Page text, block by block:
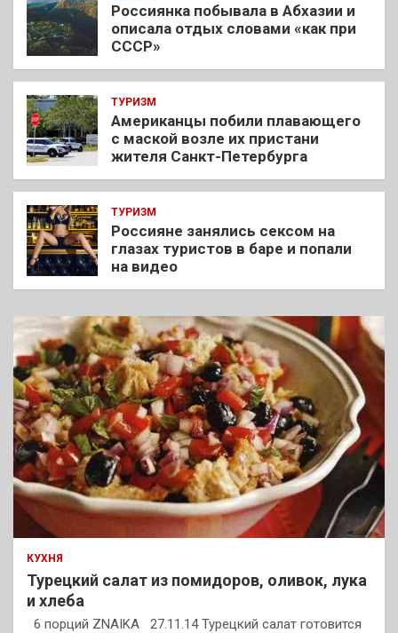
Россиянка побывала в Абхазии и
описала отдых словами «как при
СССР»
ТУРИЗМ
Американцы побили плавающего
с маской возле их пристани
жителя Санкт-Петербурга
ТУРИЗМ
Россияне занялись сексом на
глазах туристов в баре и попали
на видео
КУХНЯ
Турецкий салат из помидоров, оливок, лука
и хлеба
6 порций ZNAIKA 27.11.14 Турецкий салат готовится